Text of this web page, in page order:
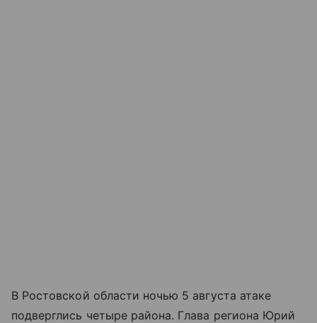
В Ростовской области ночью 5 августа атаке
подверглись четыре района. Глава региона Юрий